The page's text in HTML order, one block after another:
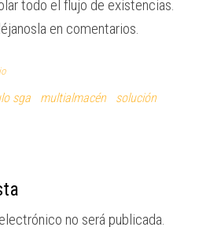
todo el flujo de existencias.
en comentarios.
sga multialmacén
solución
no será publicada.